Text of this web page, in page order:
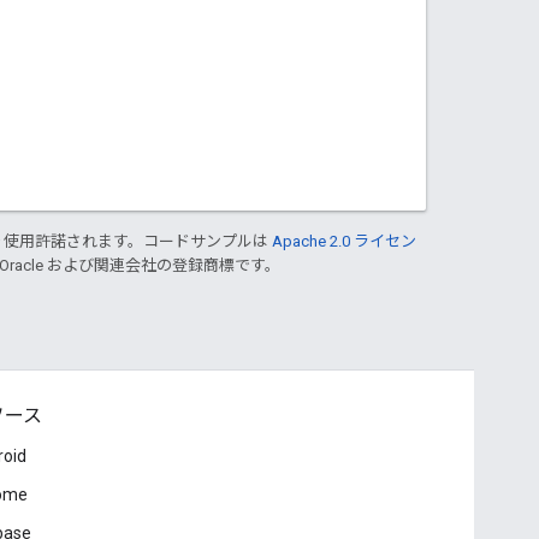
用許諾されます。コードサンプルは Apache 2.0 ライセン
および関連会社の登録商標です。
ス